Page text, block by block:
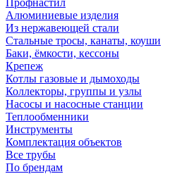
Профнастил
Алюминиевые изделия
Из нержавеющей стали
Стальные тросы, канаты, коуши
Баки, ёмкости, кессоны
Крепеж
Котлы газовые и дымоходы
Коллекторы, группы и узлы
Насосы и насосные станции
Теплообменники
Инструменты
Комплектация объектов
Все трубы
По брендам